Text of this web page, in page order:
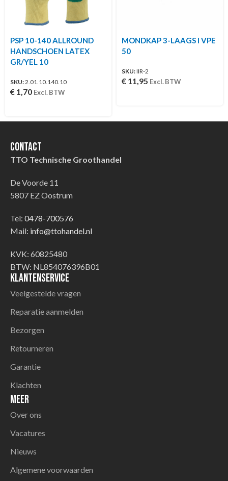
PSP 10-140 ALLROUND
HANDSCHOEN LATEX
GR/YEL 10
SKU:2.01.10.140.10
€ 1,70 Excl. BTW
MONDKAP 3-LAAGS I VPE
50
SKU:IIR-2
€ 11,95 Excl. BTW
Contact
TTO Technische Groothandel
De Voorde 11
5807 EZ Oostrum
Tel: 0478-700576
Mail: info@ttohandel.nl
KVK: 60825480
BTW: NL854076396B01
Klantenservice
Veelgestelde vragen
Reparatie aanmelden
Bezorgen
Retourneren
Garantie
Klachten
Meer
Over ons
Vacatures
Nieuws
Algemene voorwaarden